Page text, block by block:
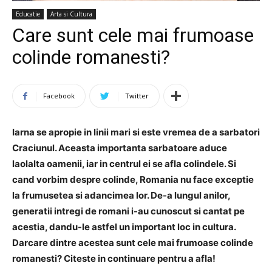
Educatie Arta si Cultura
Care sunt cele mai frumoase
colinde romanesti?
Facebook Twitter
Iarna se apropie in linii mari si este vremea de a sarbatori
Craciunul. Aceasta importanta sarbatoare aduce
laolalta oamenii, iar in centrul ei se afla colindele. Si
cand vorbim despre colinde, Romania nu face exceptie
la frumusetea si adancimea lor. De-a lungul anilor,
generatii intregi de romani i-au cunoscut si cantat pe
acestia, dandu-le astfel un important loc in cultura.
Darcare dintre acestea sunt cele mai frumoase colinde
romanesti? Citeste in continuare pentru a afla!